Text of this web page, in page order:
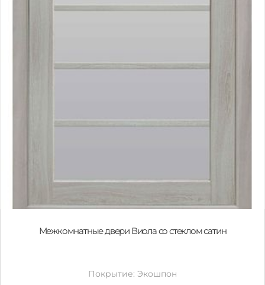
Межкомнатные двери Виола со стеклом сатин
Покрытие: Экошпон